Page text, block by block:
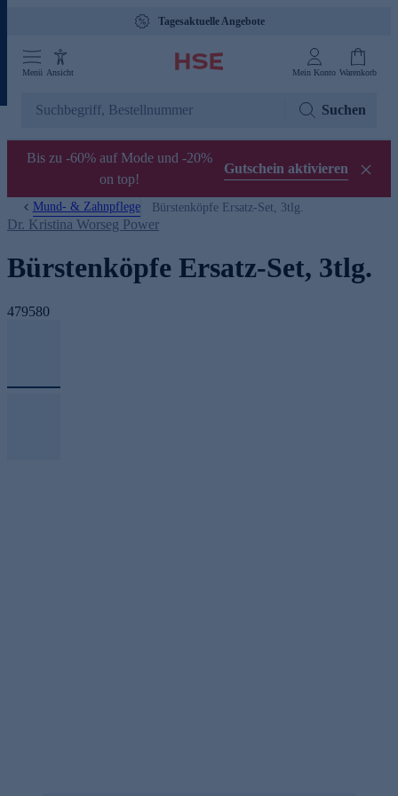
Tagesaktuelle Angebote
Menü Ansicht Mein Konto Warenkorb
Suchen
Bis zu -60% auf Mode und -20%
on top!
Gutschein aktivieren
Mund- & Zahnpflege Bürstenköpfe Ersatz-Set, 3tlg.
Dr. Kristina Worseg Power
Bürstenköpfe Ersatz-Set, 3tlg.
479580